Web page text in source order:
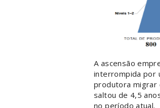
A ascensão
interrompida por
produtora migrar
saltou de 4,5
no período atual.